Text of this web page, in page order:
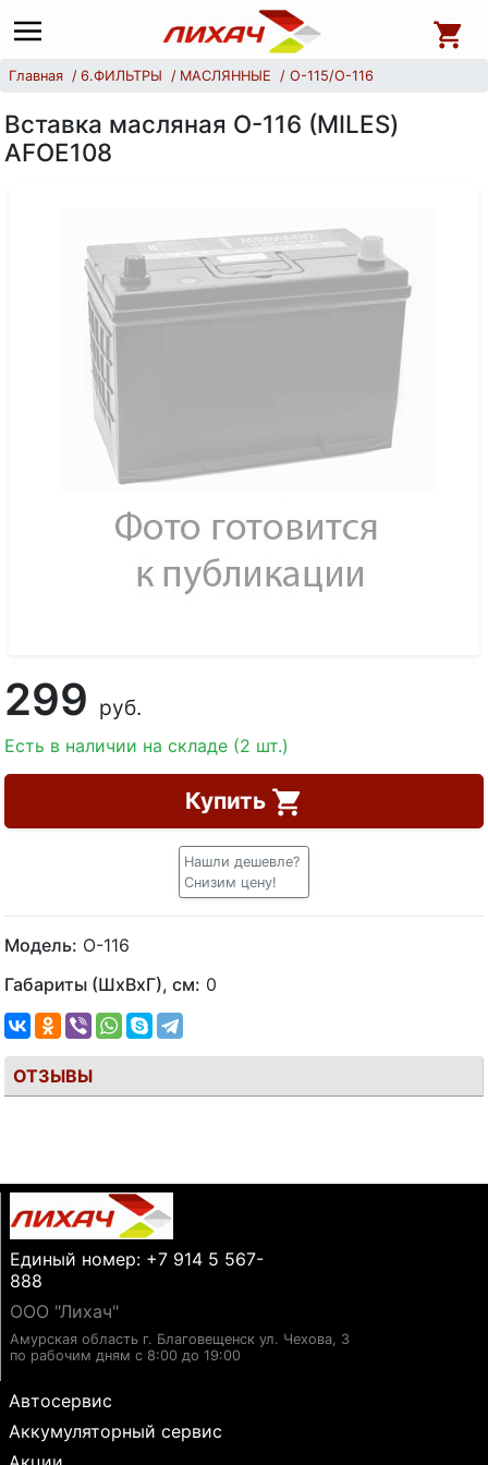
Главная 6.ФИЛЬТРЫ МАСЛЯННЫЕ O-115/O-116
Вставка масляная О-116 (MILES)
AFOE108
299 руб.
Есть в наличии на складе (2 шт.)
Купить
Нашли дешевле?
Снизим цену!
Модель: О-116
Габариты (ШхВхГ), см: 0
ОТЗЫВЫ
Единый номер: +7 914 5 567-
888
ООО "Лихач"
Амурская область г. Благовещенск ул. Чехова, 3
по рабочим дням с 8:00 до 19:00
Автосервис
Аккумуляторный сервис